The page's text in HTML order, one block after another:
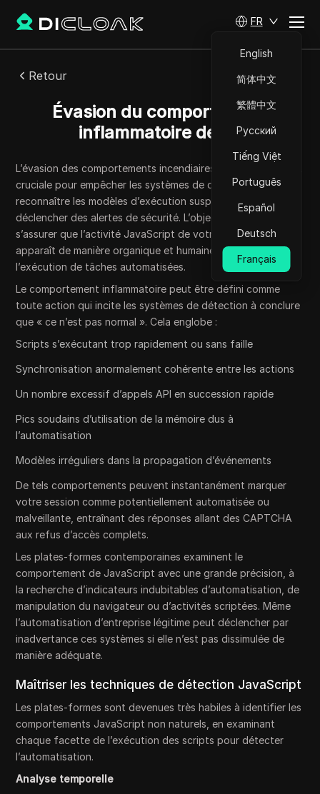
FR
English
简体中文
繁體中文
Русский
Tiếng Việt
Português
Español
Deutsch
Français
Retour
Évasion du comportement
inflammatoire de JS
L’évasion des comportements incendiaires de JavaScript est
cruciale pour empêcher les systèmes de détection de
reconnaître les modèles d’exécution suspects qui pourraient
déclencher des alertes de sécurité. L’objectif est de
s’assurer que l’activité JavaScript de votre navigateur
apparaît de manière organique et humaine, même lors de
l’exécution de tâches automatisées.
Le comportement inflammatoire peut être défini comme
toute action qui incite les systèmes de détection à conclure
que « ce n’est pas normal ». Cela englobe :
Scripts s’exécutant trop rapidement ou sans faille
Synchronisation anormalement cohérente entre les actions
Un nombre excessif d’appels API en succession rapide
Pics soudains d’utilisation de la mémoire dus à
l’automatisation
Modèles irréguliers dans la propagation d’événements
De tels comportements peuvent instantanément marquer
votre session comme potentiellement automatisée ou
malveillante, entraînant des réponses allant des CAPTCHA
aux refus d’accès complets.
Les plates-formes contemporaines examinent le
comportement de JavaScript avec une grande précision, à
la recherche d’indicateurs indubitables d’automatisation, de
manipulation du navigateur ou d’activités scriptées. Même
l’automatisation d’entreprise légitime peut déclencher par
inadvertance ces systèmes si elle n’est pas dissimulée de
manière adéquate.
Maîtriser les techniques de détection JavaScript
Les plates-formes sont devenues très habiles à identifier les
comportements JavaScript non naturels, en examinant
chaque facette de l’exécution des scripts pour détecter
l’automatisation.
Analyse temporelle